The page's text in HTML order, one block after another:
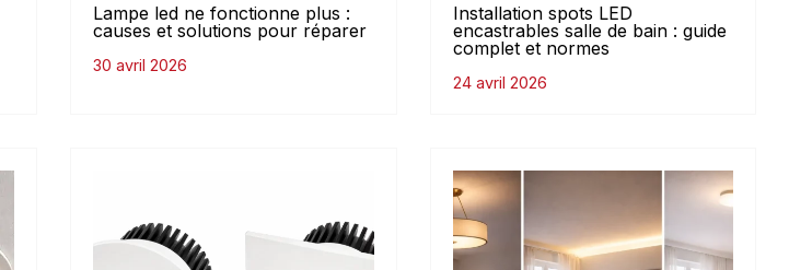
Lampe led ne fonctionne plus :
causes et solutions pour réparer
30 avril 2026
Installation spots LED
encastrables salle de bain : guide
complet et normes
24 avril 2026